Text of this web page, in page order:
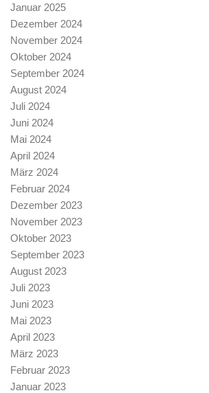
Januar 2025
Dezember 2024
November 2024
Oktober 2024
September 2024
August 2024
Juli 2024
Juni 2024
Mai 2024
April 2024
März 2024
Februar 2024
Dezember 2023
November 2023
Oktober 2023
September 2023
August 2023
Juli 2023
Juni 2023
Mai 2023
April 2023
März 2023
Februar 2023
Januar 2023